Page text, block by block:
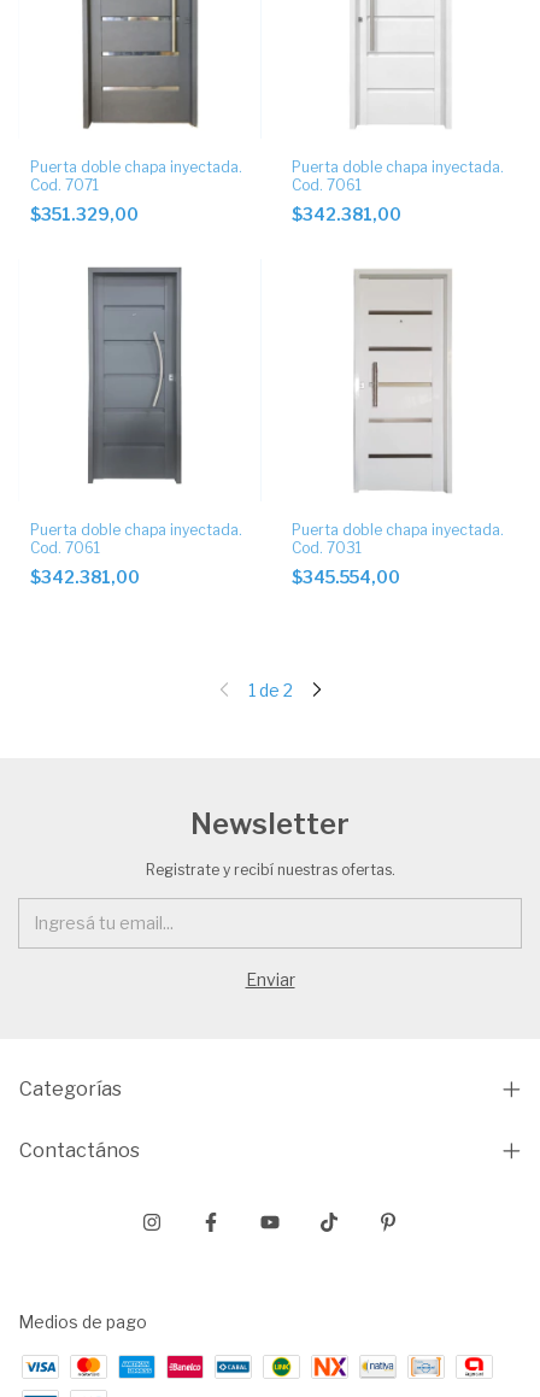
Puerta doble chapa inyectada.
Cod. 7071
$351.329,00
Puerta doble chapa inyectada.
Cod. 7061
$342.381,00
Puerta doble chapa inyectada.
Cod. 7061
$342.381,00
Puerta doble chapa inyectada.
Cod. 7031
$345.554,00
1 de 2
Newsletter
Registrate y recibí nuestras ofertas.
Categorías
Contactános
Medios de pago